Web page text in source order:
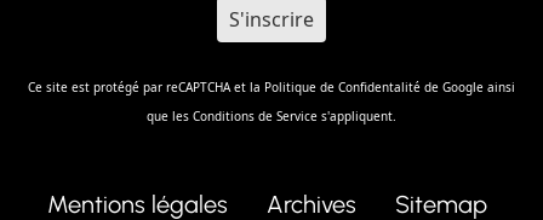
Ce site est protégé par reCAPTCHA et la Politique de Confidentalité de Google ainsi
que les Conditions de Service s'appliquent.
Mentions légales Archives
Sitemap